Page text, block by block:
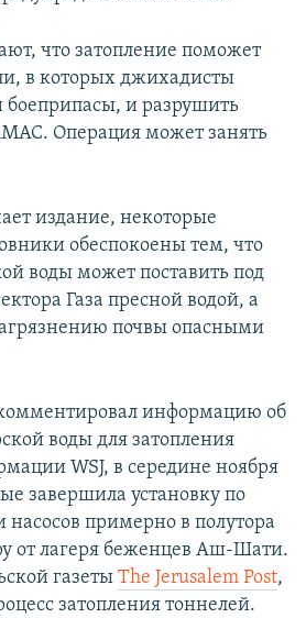
что затопление поможет
в которых джихадисты
и разрушить
Операция может занять
издание, некоторые
обеспокоены тем, что
воды может поставить под
Газа пресной водой, а
почвы опасными
информацию об
воды для затопления
WSJ, в середине ноября
завершила установку по
примерно в полутора
от лагеря беженцев Аш-Шати.
газеты The Jerusalem Post,
затопления тоннелей.